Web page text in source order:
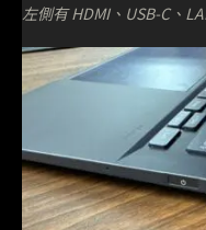
左側有 HDMI、USB-C、